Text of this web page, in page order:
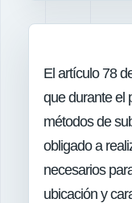
El artículo 78
que durante el
métodos de
obligado a
necesarios
ubicación y